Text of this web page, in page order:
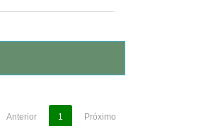
Anterior 1 Próximo